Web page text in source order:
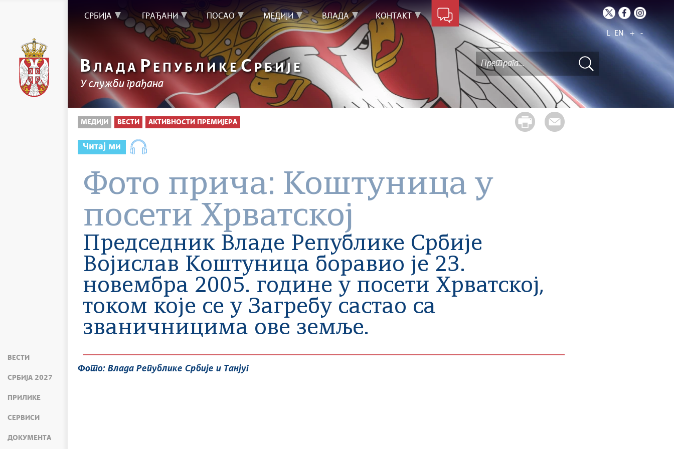
ВЕСТИ
СРБИЈА 2027
ПРИЛИКЕ
СЕРВИСИ
ДОКУМЕНТА
СРБИЈА ГРАЂАНИ ПОСАО МЕДИЈИ ВЛАДА КОНТАКТ
L EN + -
ВЛАДА Р ЕПУБЛИКЕС РБИЈЕ
У служби грађана
МЕДИЈИ ВЕСТИ АКТИВНОСТИ ПРЕМИЈЕРА
Читај ми
Фото прича: Коштуница у
посети Хрватској
Председник Владе Републике Србије
Војислав Коштуница боравио је 23.
новембра 2005. године у посети Хрватској,
током које се у Загребу састао са
званичницима ове земље.
Фото: Влада Републике Србије и Танјуг